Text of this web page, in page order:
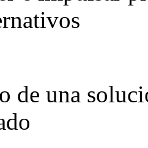
de una